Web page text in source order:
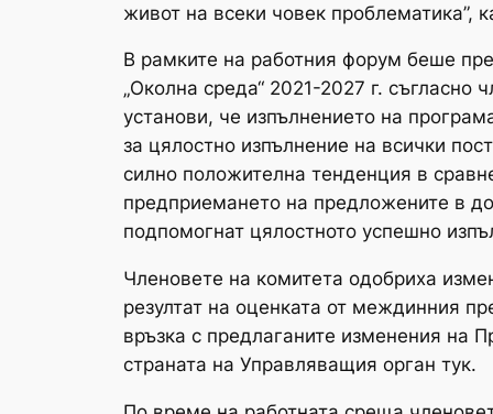
живот на всеки човек проблематика”,
В рамките на работния форум беше
„Околна среда“ 2021-2027 г.
установи, че изпълнението на
за цялостно изпълнение на всички
силно положителна тенденция в
предприемането на предложените в
подпомогнат цялостното успешно
Членовете на комитета одобриха
резултат на оценката от междинния
връзка с предлаганите изменения на
страната на Управляващия орган тук.